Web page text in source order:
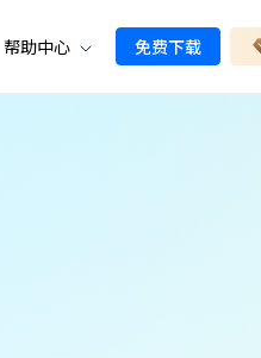
帮助中心 免费下载